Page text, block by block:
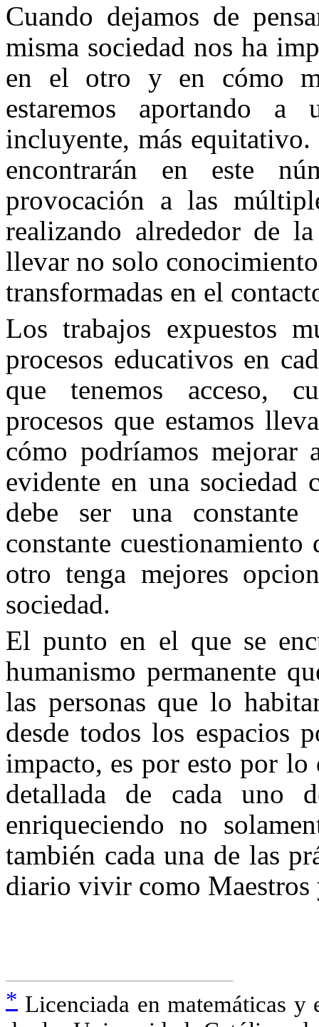
Cuando dejamos de
misma sociedad nos ha
en el otro y en cómo
estaremos aportando
incluyente, más
encontrarán en este
provocación a las
realizando alrededor de
llevar no solo
transformadas en el
Los trabajos expuestos
procesos educativos en
que tenemos acceso,
procesos que estamos
cómo podríamos mejorar
evidente en una sociedad
debe ser una
constante
otro tenga mejores
sociedad.
El punto en el que se
humanismo permanente
las personas que lo
desde todos los espacios
impacto, es por esto por
detallada de cada uno
enriqueciendo no
también cada una de las
diario vivir como Maestros
* Licenciada en matemáticas y